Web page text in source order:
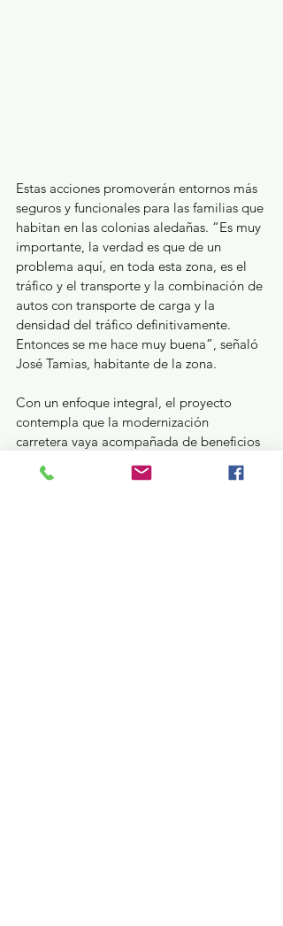
Estas acciones promoverán entornos más
seguros y funcionales para las familias que
habitan en las colonias aledañas. “Es muy
importante, la verdad es que de un
problema aquí, en toda esta zona, es el
tráfico y el transporte y la combinación de
autos con transporte de carga y la
densidad del tráfico definitivamente.
Entonces se me hace muy buena”, señaló
José Tamias, habitante de la zona.
Con un enfoque integral, el proyecto
contempla que la modernización
carretera vaya acompañada de beneficios
sociales directos, al priorizar la seguridad
peatonal y la recuperación de espacios